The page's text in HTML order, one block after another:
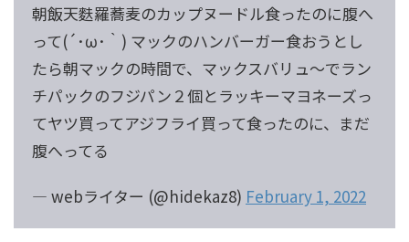
朝飯天麩羅蕎麦のカップヌードル食ったのに腹へ
って(´･ω･｀) マックのハンバーガー食おうとし
たら朝マックの時間で、マックスバリュ～でラン
チパックのフジパン２個とラッキーマヨネーズっ
てヤツ買ってアジフライ買って食ったのに、まだ
腹へってる
— webライター (@hidekaz8) February 1, 2022